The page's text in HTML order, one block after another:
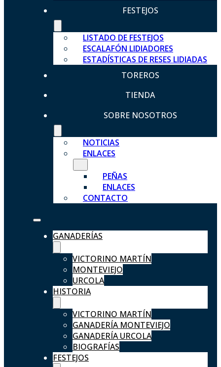
FESTEJOS
LISTADO DE FESTEJOS
ESCALAFÓN LIDIADORES
ESTADÍSTICAS DE RESES LIDIADAS
TOREROS
TIENDA
SOBRE NOSOTROS
NOTICIAS
ENLACES
PEÑAS
ENLACES
CONTACTO
GANADERÍAS
VICTORINO MARTÍN
MONTEVIEJO
URCOLA
HISTORIA
VICTORINO MARTÍN
GANADERÍA MONTEVIEJO
GANADERÍA URCOLA
BIOGRAFÍAS
FESTEJOS